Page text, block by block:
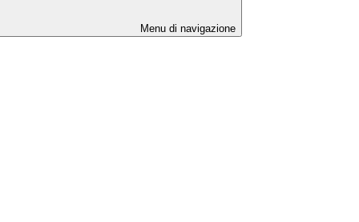
Menu di navigazione